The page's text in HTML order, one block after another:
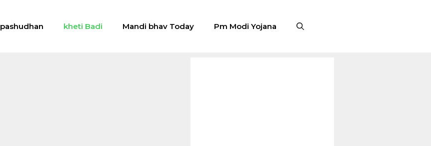
pashudhan kheti Badi Mandi bhav Today Pm Modi Yojana